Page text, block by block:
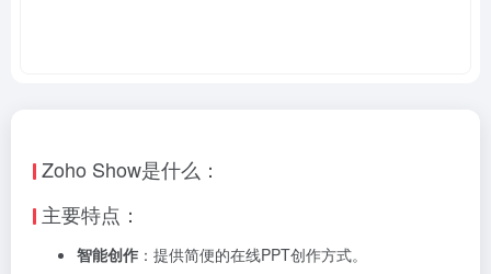
Zoho Show是什么：
主要特点：
智能创作 ：提供简便的在线PPT创作方式。